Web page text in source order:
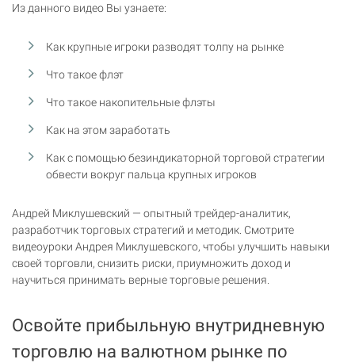
Из данного видео Вы узнаете:
Как крупные игроки разводят толпу на рынке
Что такое флэт
Что такое накопительные флэты
Как на этом заработать
Как с помощью безиндикаторной торговой стратегии
обвести вокруг пальца крупных игроков
Андрей Миклушевский — опытный трейдер-аналитик,
разработчик торговых стратегий и методик. Смотрите
видеоуроки Андрея Миклушевского, чтобы улучшить навыки
своей торговли, снизить риски, приумножить доход и
научиться принимать верные торговые решения.
Освойте прибыльную внутридневную
торговлю на валютном рынке по